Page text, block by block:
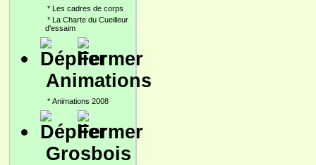
* Les cadres de corps
* La Charte du Cueilleur
d'essaim
Animations
* Animations 2008
Grosbois